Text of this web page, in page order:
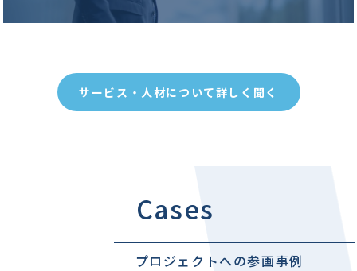
サービス・人材について詳しく聞く
Cases
プロジェクトへの参画事例